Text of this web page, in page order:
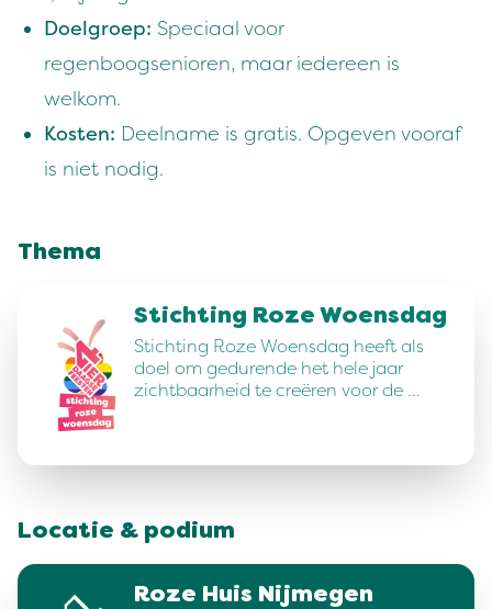
Doelgroep: Speciaal voor
regenboogsenioren, maar iedereen is
welkom.
Kosten: Deelname is gratis. Opgeven vooraf
is niet nodig.
Thema
Stichting Roze Woensdag
Stichting Roze Woensdag heeft als
doel om gedurende het hele jaar
zichtbaarheid te creëren voor de …
Locatie & podium
Roze Huis Nijmegen